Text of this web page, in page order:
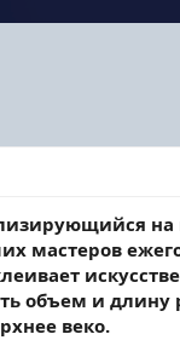
мастеров
объем и длину
веко.